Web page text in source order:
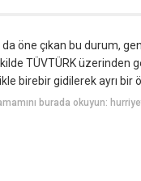
öne çıkan bu durum,
TÜVTÜRK
birebir gidilerek ayrı bir
burada okuyun: